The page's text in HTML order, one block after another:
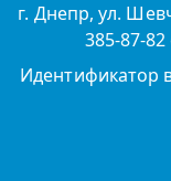
г. Днепр, ул.
385-87-
Идентификатор